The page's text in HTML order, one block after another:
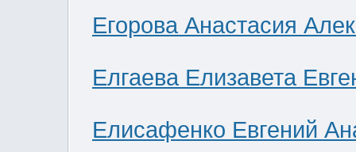
Егорова Анастасия
Елгаева Елизавета
Елисафенко Евгений